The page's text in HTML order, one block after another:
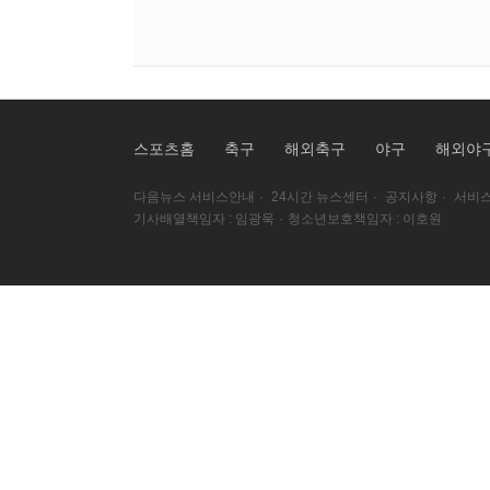
스포츠홈 축구 해외축구 야구 해외야
다음뉴스 서비스안내 · 24시간 뉴스센터 · 공지사항 ·
서비
기사배열책임자 : 임광욱 · 청소년보호책임자 : 이호원